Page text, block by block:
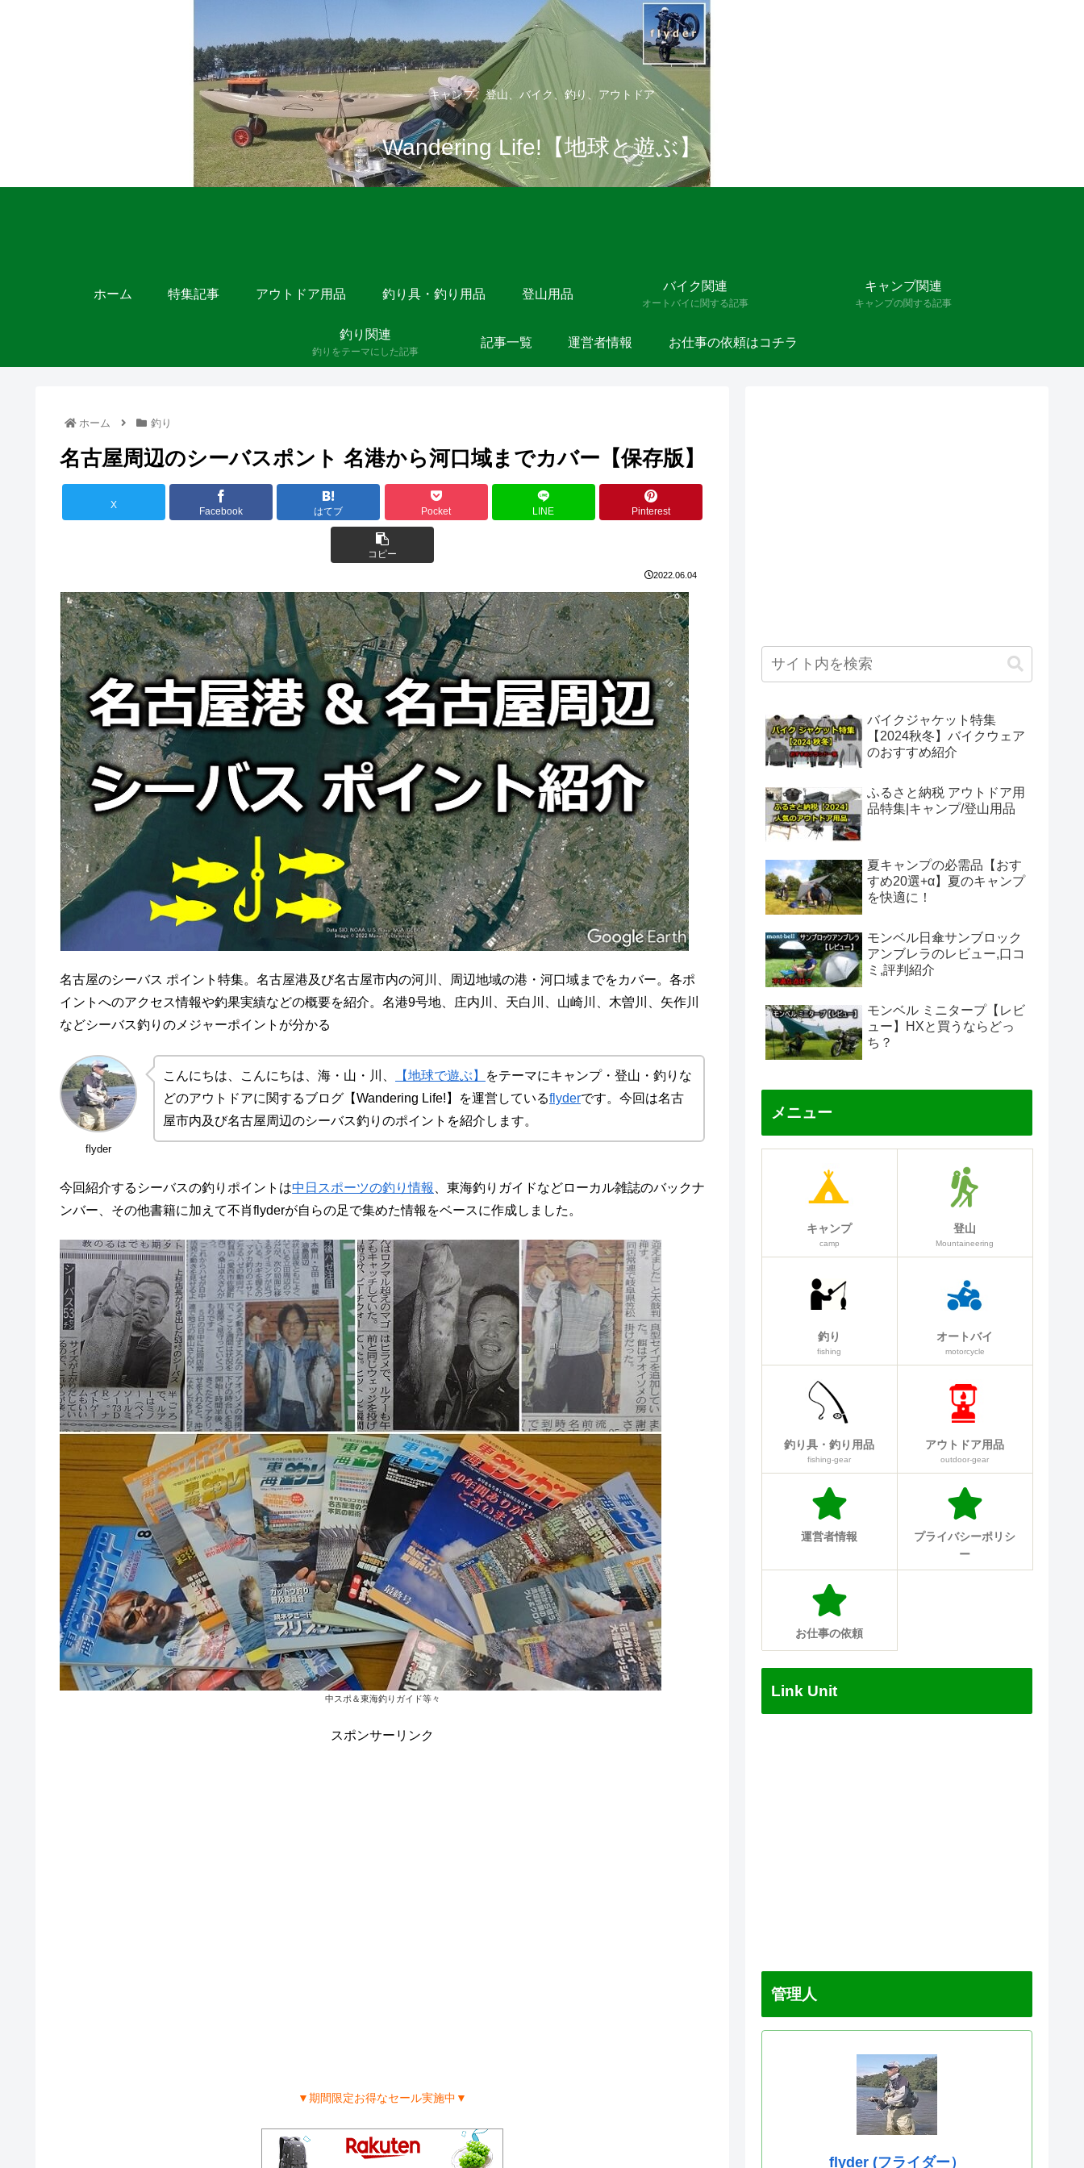
キャンプ、登山、バイク、釣り、アウトドア
Wandering Life!【地球と遊ぶ】
ホーム 特集記事 アウトドア用品 釣り具・釣り用品 登山用品
バイク関連
オートバイに関する記事
キャンプ関連
キャンプの関する記事
釣り関連
釣りをテーマにした記事
記事一覧 運営者情報 お仕事の依頼はコチラ
ホーム 釣り
名古屋周辺のシーバスポント 名港から河口域までカバー【保存版】
X
Facebook はてブ Pocket LINE Pinterest
コピー
2022.06.04
名古屋のシーバス ポイント特集。名古屋港及び名古屋市内の河川、周辺地域の港・河口域までをカバー。各ポ
イントへのアクセス情報や釣果実績などの概要を紹介。名港9号地、庄内川、天白川、山崎川、木曽川、矢作川
などシーバス釣りのメジャーポイントが分かる
flyder
こんにちは、こんにちは、海・山・川、 【地球で遊ぶ】
をテーマにキャンプ・登山・釣りな
どのアウトドアに関するブログ【Wandering Life!】を運営しているflyderです。今回は名古
屋市内及び名古屋周辺のシーバス釣りのポイントを紹介します。
今回紹介するシーバスの釣りポイントは中日スポーツの釣り情報
、東海釣りガイドなどローカル雑誌のバックナ
ンバー、その他書籍に加えて不肖flyderが自らの足で集めた情報をベースに作成しました。
中スポ＆東海釣りガイド等々
スポンサーリンク
▼期間限定お得なセール実施中▼
バイクジャケット特集
【2024秋冬】バイクウェア
のおすすめ紹介
ふるさと納税 アウトドア用
品特集|キャンプ/登山用品
夏キャンプの必需品【おす
すめ20選+α】夏のキャンプ
を快適に！
モンベル日傘サンブロック
アンブレラのレビュー,口コ
ミ,評判紹介
モンベル ミニタープ【レビ
ュー】HXと買うならどっ
ち？
メニュー
キャンプ
camp
登山
Mountaineering
釣り
fishing
オートバイ
motorcycle
釣り具・釣り用品
fishing-gear
アウトドア用品
outdoor-gear
運営者情報
プライバシーポリシ
ー
お仕事の依頼
Link Unit
管理人
flyder (フライダー）